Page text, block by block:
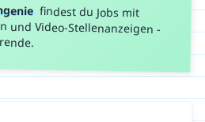
findest du Jobs mit
klassischen Anzeigen und Video-Stellenanzeigen -